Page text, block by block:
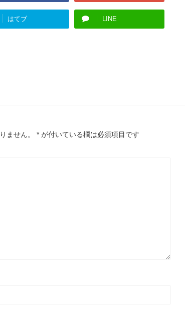
はてブ LINE
ません。 * が付いている欄は必須項目です